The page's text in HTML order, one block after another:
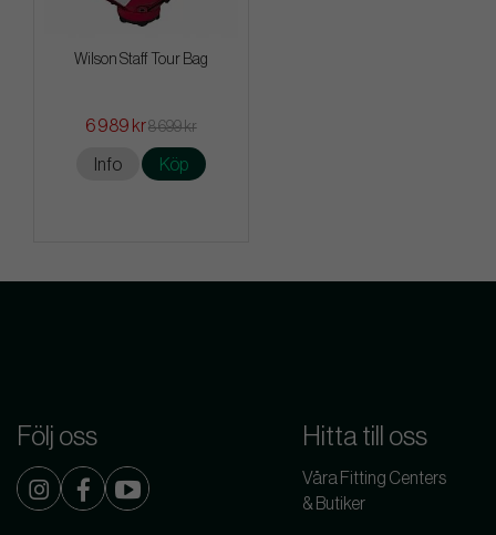
Wilson Staff Tour Bag
6 989 kr8 699 kr
Info Köp
Följ oss Hitta till oss
Våra Fitting Centers
& Butiker